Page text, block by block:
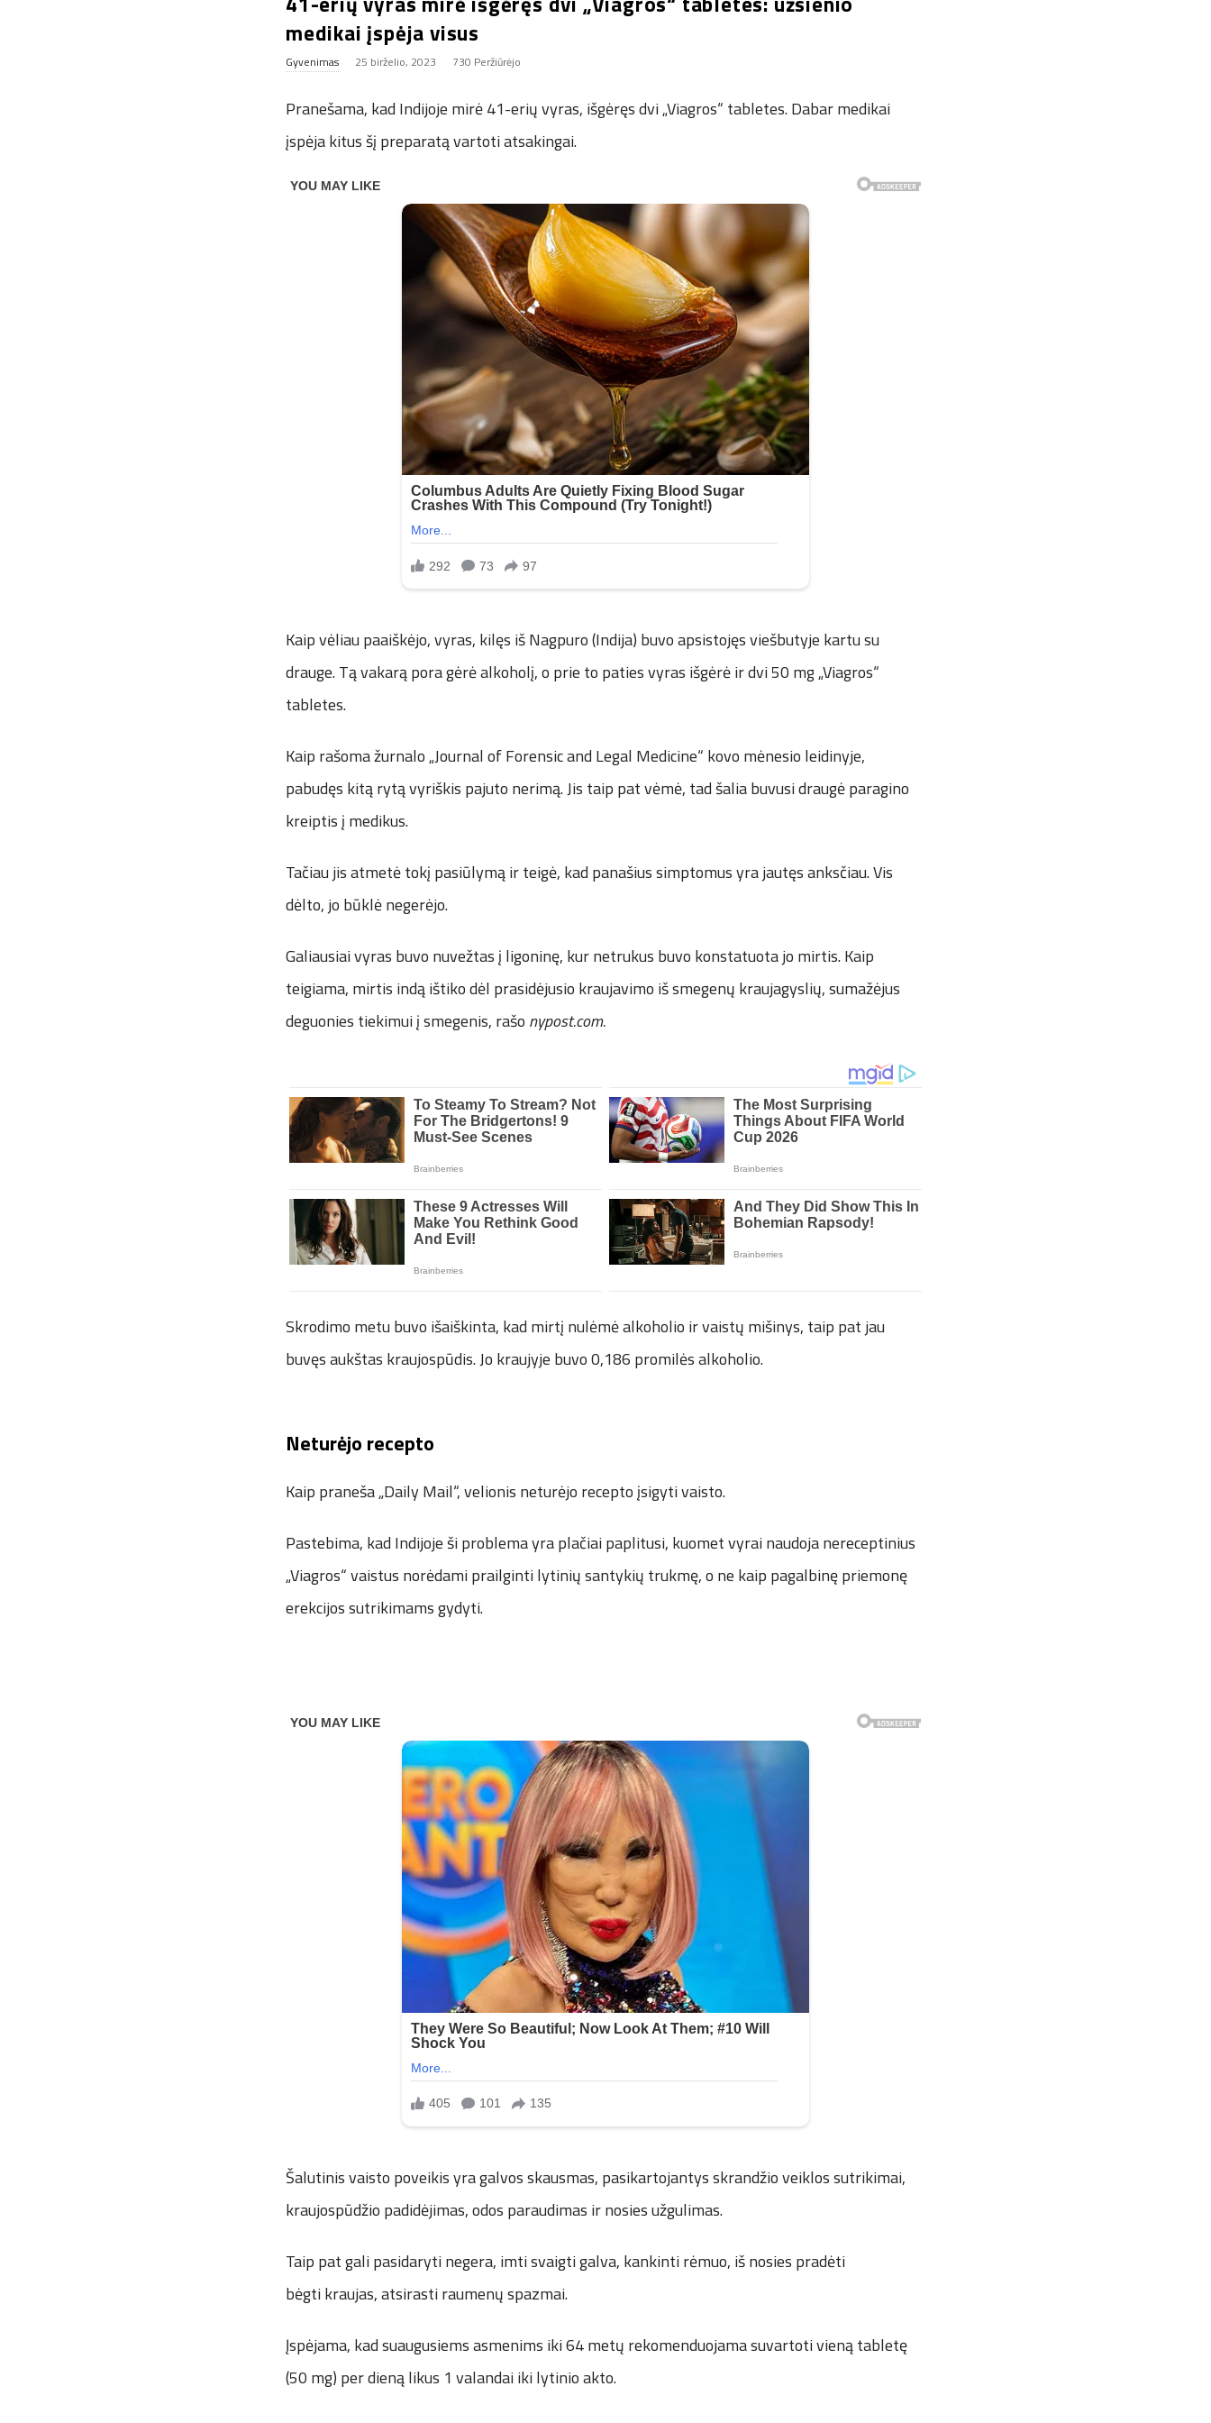
medikai įspėja visus
Gyvenimas 25 birželio, 2023 730 Peržiūrėjo
Pranešama, kad Indijoje mirė 41-erių vyras, išgėręs dvi „Viagros“ tabletes. Dabar medikai
įspėja kitus šį preparatą vartoti atsakingai.
Kaip vėliau paaiškėjo, vyras, kilęs iš Nagpuro (Indija) buvo apsistojęs viešbutyje kartu su
drauge. Tą vakarą pora gėrė alkoholį, o prie to paties vyras išgėrė ir dvi 50 mg „Viagros“
tabletes.
Kaip rašoma žurnalo „Journal of Forensic and Legal Medicine“ kovo mėnesio leidinyje,
pabudęs kitą rytą vyriškis pajuto nerimą. Jis taip pat vėmė, tad šalia buvusi draugė paragino
kreiptis į medikus.
Tačiau jis atmetė tokį pasiūlymą ir teigė, kad panašius simptomus yra jautęs anksčiau. Vis
dėlto, jo būklė negerėjo.
Galiausiai vyras buvo nuvežtas į ligoninę, kur netrukus buvo konstatuota jo mirtis. Kaip
teigiama, mirtis indą ištiko dėl prasidėjusio kraujavimo iš smegenų kraujagyslių, sumažėjus
deguonies tiekimui į smegenis, rašo nypost.com.
Skrodimo metu buvo išaiškinta, kad mirtį nulėmė alkoholio ir vaistų mišinys, taip pat jau
buvęs aukštas kraujospūdis. Jo kraujyje buvo 0,186 promilės alkoholio.
Neturėjo recepto
Kaip praneša „Daily Mail“, velionis neturėjo recepto įsigyti vaisto.
Pastebima, kad Indijoje ši problema yra plačiai paplitusi, kuomet vyrai naudoja nereceptinius
„Viagros“ vaistus norėdami prailginti lytinių santykių trukmę, o ne kaip pagalbinę priemonę
erekcijos sutrikimams gydyti.
Šalutinis vaisto poveikis yra galvos skausmas, pasikartojantys skrandžio veiklos sutrikimai,
kraujospūdžio padidėjimas, odos paraudimas ir nosies užgulimas.
Taip pat gali pasidaryti negera, imti svaigti galva, kankinti rėmuo, iš nosies pradėti
bėgti kraujas, atsirasti raumenų spazmai.
Įspėjama, kad suaugusiems asmenims iki 64 metų rekomenduojama suvartoti vieną tabletę
(50 mg) per dieną likus 1 valandai iki lytinio akto.